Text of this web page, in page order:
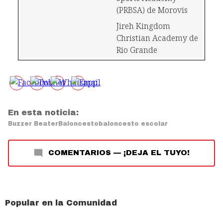
(PRBSA) de Morovis
Jireh Kingdom
Christian Academy de
Río Grande
En esta noticia:
Buzzer Beater Baloncesto baloncesto escolar
COMENTARIOS — ¡DEJA EL TUYO!
Popular en la Comunidad